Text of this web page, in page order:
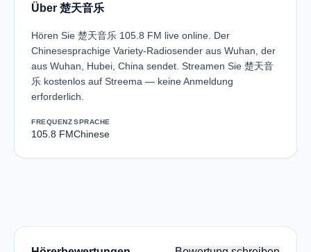
Über 楚天音乐
Hören Sie 楚天音乐 105.8 FM live online. Der
Chinesesprachige Variety-Radiosender aus Wuhan, der
aus Wuhan, Hubei, China sendet. Streamen Sie 楚天音
乐 kostenlos auf Streema — keine Anmeldung
erforderlich.
FREQUENZ
105.8 FM
SPRACHE
Chinese